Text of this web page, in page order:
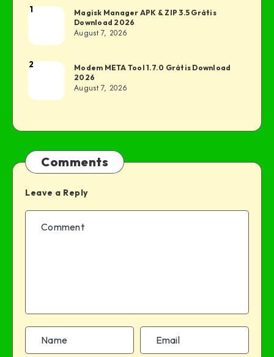
1
Magisk Manager APK & ZIP 3.5 Grátis
Download 2026
August 7, 2026
2
Modem META Tool 1.7.0 Grátis Download
2026
August 7, 2026
Comments
Leave a Reply